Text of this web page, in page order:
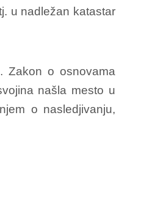
u nadležan katastar
Zakon o osnovama
našla mesto u
o nasledjivanju,